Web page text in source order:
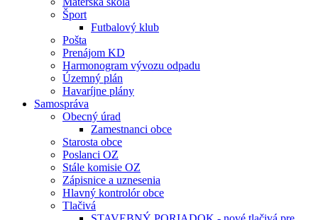
Šport
Futbalový klub
Pošta
Prenájom KD
Harmonogram vývozu odpadu
Územný plán
Havaríjne plány
Samospráva
Obecný úrad
Zamestnanci obce
Starosta obce
Poslanci OZ
Stále komisie OZ
Zápisnice a uznesenia
Hlavný kontrolór obce
Tlačivá